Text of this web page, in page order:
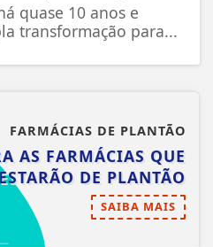
quase 10 anos e
transformação para...
FARMÁCIAS DE PLANTÃO
AS FARMÁCIAS QUE
ESTARÃO DE PLANTÃO
SAIBA MAIS